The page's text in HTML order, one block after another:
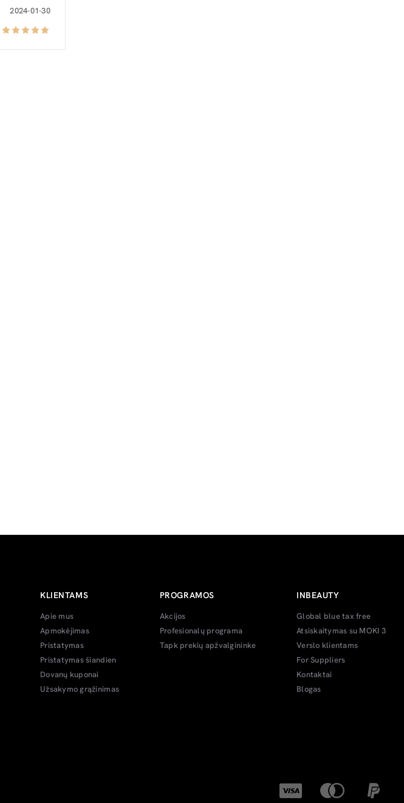
2024-01-30
KLIENTAMS
Apie mus
Apmokėjimas
Pristatymas
Pristatymas šiandien
Dovanų kuponai
Užsakymo grąžinimas
PROGRAMOS
Akcijos
Profesionalų programa
Tapk prekių apžvalgininke
INBEAUTY
Global blue tax free
Atsiskaitymas su MOKI 3
Verslo klientams
For Suppliers
Kontaktai
Blogas